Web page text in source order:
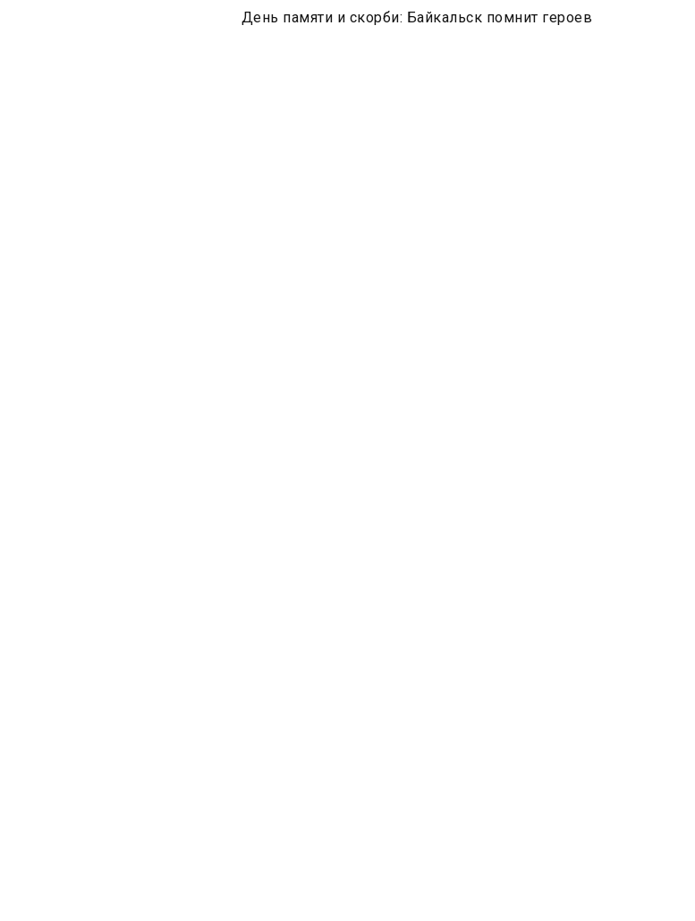
День памяти и скорби: Байкальск помнит героев